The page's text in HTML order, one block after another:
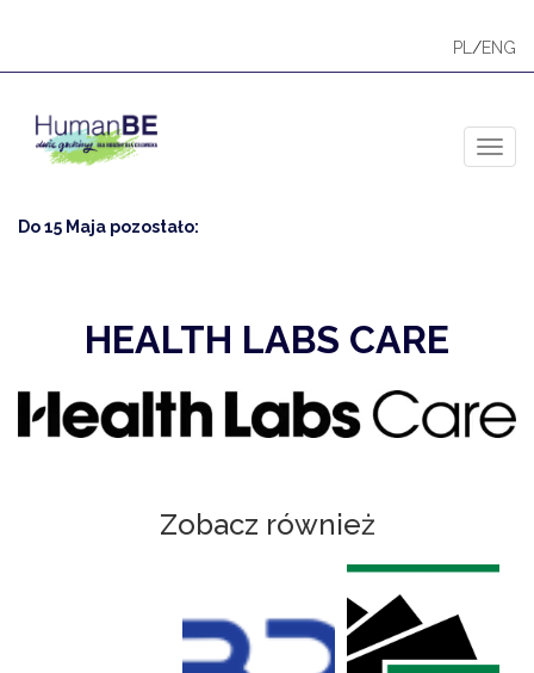
PL /ENG
Do 15 Maja pozostało:
HEALTH LABS CARE
Zobacz również